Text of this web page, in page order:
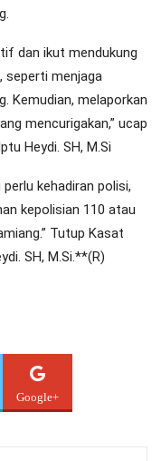
dan ikut mendukung
seperti menjaga
Kemudian, melaporkan
mencurigakan,” ucap
Heydi. SH, M.Si
kehadiran polisi,
kepolisian 110 atau
Tutup Kasat
SH, M.Si.**(R)
Google+